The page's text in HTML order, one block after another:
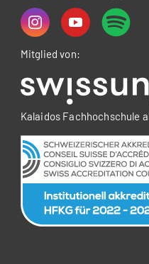
Mitglied von:
Kalaidos Fachhochschule